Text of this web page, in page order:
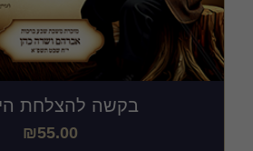
בקשה להצלחת
₪55.00